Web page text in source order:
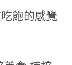
飽的感覺